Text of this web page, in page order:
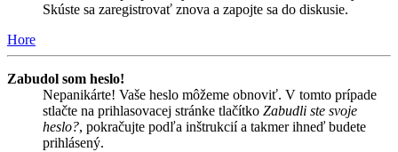
Skúste sa zaregistrovať znova a zapojte sa do diskusie.
Hore
Zabudol som heslo!
Nepanikárte! Vaše heslo môžeme obnoviť. V tomto prípade
stlačte na prihlasovacej stránke tlačítko Zabudli ste svoje
heslo?, pokračujte podľa inštrukcií a takmer ihneď budete
prihlásený.